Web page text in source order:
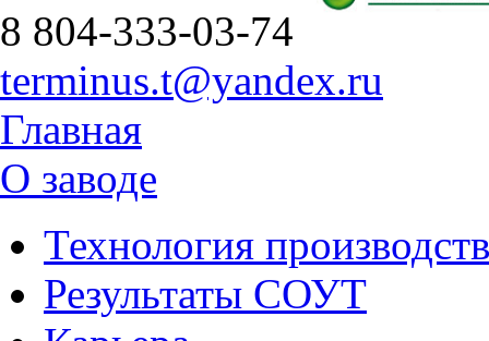
8 804-333-03-74
terminus.t@yandex.ru
Главная
О заводе
Технология
Результаты СОУТ